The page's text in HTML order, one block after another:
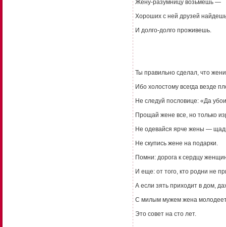
Жену-разумницу возьмешь —
Хороших с ней друзей
И долго-долго проживешь.
Ты правильно сделал, что
Ибо холостому всегда везде
Не следуй пословице: «Да
Прощай жене все, но только
Не одевайся ярче жены —
Не скупись жене на подарки.
Помни: дорога к сердцу
И еще: от того, кто родни не
А если зять приходит в дом,
С милым мужем жена
Это совет на сто лет.